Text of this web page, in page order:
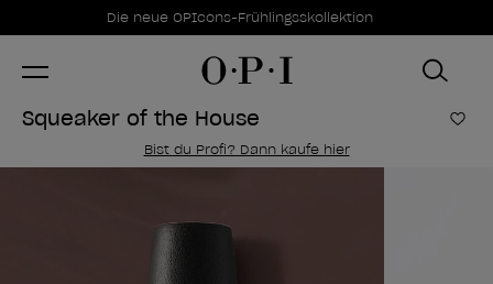
Sonderangebote
Die neue OPIcons-Frühlingsskollektion
Item 1 of 1
Squeaker of the House Zur
Bist du Profi? Dann kaufe hier